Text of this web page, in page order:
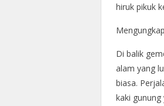
hiruk pikuk
Di balik
alam yang
biasa.
kaki